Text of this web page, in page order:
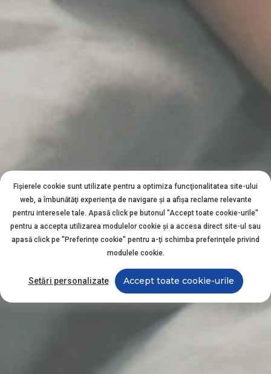
Fișierele cookie sunt utilizate pentru a optimiza funcţionalitatea site-ului
web, a îmbunătăţi experienţa de navigare şi a afişa reclame relevante
pentru interesele tale. Apasă click pe butonul "Accept toate cookie-urile"
pentru a accepta utilizarea modulelor cookie şi a accesa direct site-ul sau
apasă click pe "Preferințe cookie" pentru a-ţi schimba preferinţele privind
modulele cookie.
Setări personalizate Accept toate cookie-urile